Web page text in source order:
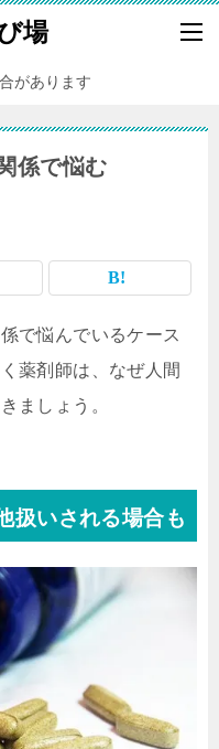
場
があります
係で悩む
で悩んでいるケース
薬剤師は、なぜ人間
ましょう。
扱いされる場合も